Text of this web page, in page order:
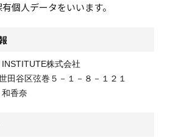
個人データをいいます。
株式会社
田谷区弦巻５－１－８－１２１
香奈